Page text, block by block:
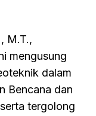
M.T.,
mengusung
dalam
Bencana dan
tergolong